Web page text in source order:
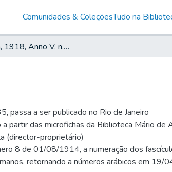
Comunidades & ColeçõesTudo na
A Cigarra, 1918, Anno V, n. 95
passa a ser publicado no Rio de Janeiro
partir das microfichas da Biblioteca Mário de
(director-proprietário)
8 de 01/08/1914, a numeração dos
retornando a números arábicos em 19/